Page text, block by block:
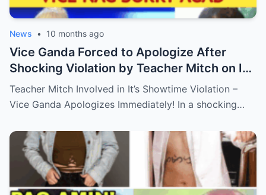
News • 10 months ago
Vice Ganda Forced to Apologize After
Shocking Violation by Teacher Mitch on It’s
Showtime – Fans Are Furious, What
Happened Behind the Scenes?
Teacher Mitch Involved in It’s Showtime Violation –
Vice Ganda Apologizes Immediately! In a shocking…